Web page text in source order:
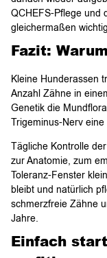
QCHEFS-Pflege und
gleichermaßen
Fazit:
Kleine Hunderassen
Anzahl Zähne in
Genetik die
Trigeminus-Nerv
Tägliche Kontrolle
zur Anatomie, zum
Toleranz-Fenster
bleibt und natürlich
schmerzfreie Zähne
Jahre.
Einfach